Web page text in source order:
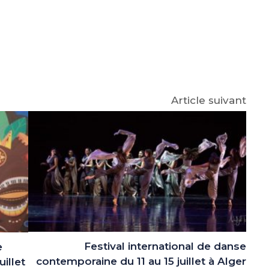
Article suivant
Festival international de danse
contemporaine du 11 au 15 juillet à Alger